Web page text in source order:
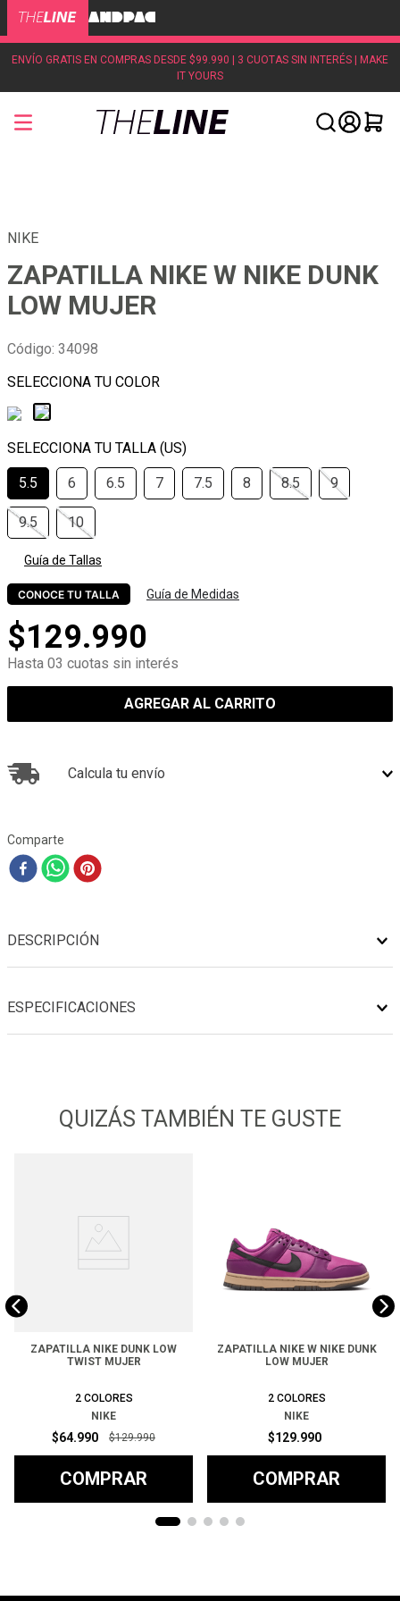
ENVÍO GRATIS EN COMPRAS DESDE $99.990 | 3 CUOTAS SIN INTERÉS | MAKE
IT YOURS
NIKE
ZAPATILLA NIKE W NIKE DUNK
LOW MUJER
Código: 34098
5.5 6 6.5 7 7.5 8 8.5 9
9.5 10
Guía de Tallas
CONOCE TU TALLA Guía de Medidas
$129.990
Hasta 03 cuotas sin interés
AGREGAR AL CARRITO
Calcula tu envío
Comparte
DESCRIPCIÓN
ESPECIFICACIONES
QUIZÁS TAMBIÉN TE GUSTE
ZAPATILLA NIKE DUNK LOW
TWIST MUJER
2 COLORES
NIKE
$64.990 $129.990
COMPRAR
ZAPATILLA NIKE W NIKE DUNK
LOW MUJER
2 COLORES
NIKE
$129.990
COMPRAR